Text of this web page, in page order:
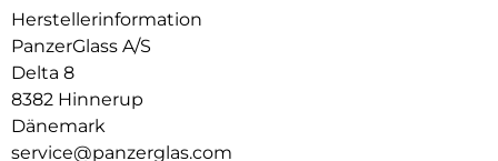
CARE CARE ist eine verspielte, schützende internationale
Tech- und Lifestyle-Marke, die aus den hochwertigsten
Materialien hergestellt und von Mode-, Kunst- und
Musiktrends beeinflusst wird. Wir kümmern uns um
Menschen und die Welt, in der wir leben. Wir legen Wert auf
Nachhaltigkeit und Selbstdarstellung. Wir kümmern uns um
Technik und die Lebensdauer von Technik. Verwandle dein
Herstellerinformation
PanzerGlass A/S
Delta 8
8382 Hinnerup
Dänemark
service@panzerglas.com